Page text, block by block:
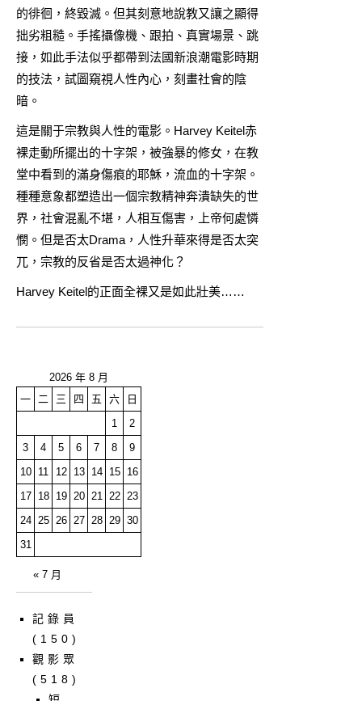
的徘徊，終毀滅。但其刻意地說教又讓之顯得
拙劣粗糙。手搖攝像機、跟拍、真實場景、跳
接，如此手法似乎都帶到法國新浪潮電影時期
的技法，試圖窺視人性內心，刻畫社會的陰
暗。
這是關于宗教與人性的電影。Harvey Keitel赤
裸走動所擺出的十字架，被強暴的修女，在教
堂中看到的滿身傷痕的耶穌，流血的十字架。
種種意象都塑造出一個宗教精神奔潰缺失的世
界，社會混亂不堪，人相互傷害，上帝何處憐
憫。但是否太Drama，人性升華來得是否太突
兀，宗教的反省是否太過神化？
Harvey Keitel的正面全裸又是如此壯美……
2026 年 8 月
一
二 三 四 五 六
日
1
2
3
4 5 6 7 8
9
10
11 12 13 14 15
16
17
18 19 20 21 22
23
24
25 26 27 28 29 30
31
« 7 月
記錄員
(150)
觀影眾
(518)